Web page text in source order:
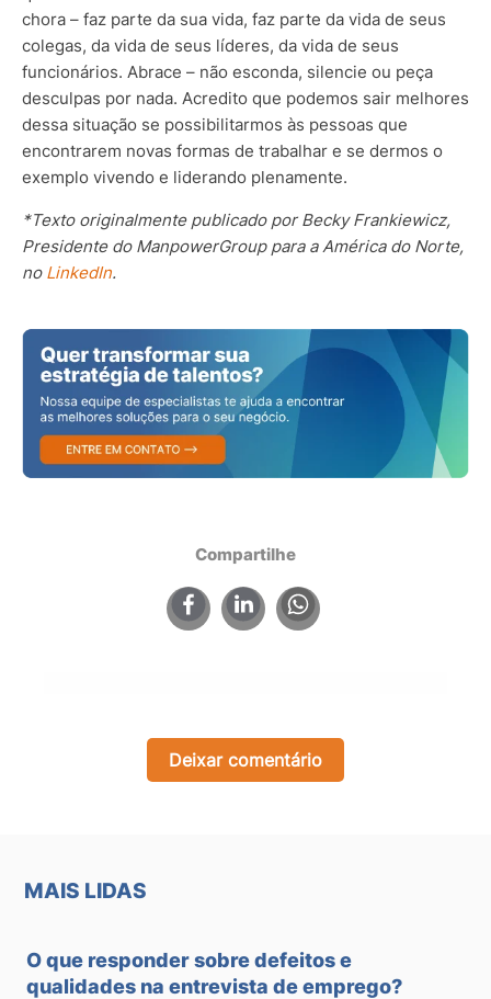
chora – faz parte da sua vida, faz parte da vida de seus
colegas, da vida de seus líderes, da vida de seus
funcionários. Abrace – não esconda, silencie ou peça
desculpas por nada. Acredito que podemos sair melhores
dessa situação se possibilitarmos às pessoas que
encontrarem novas formas de trabalhar e se dermos o
exemplo vivendo e liderando plenamente.
*Texto originalmente publicado por Becky Frankiewicz,
Presidente do ManpowerGroup para a América do Norte,
no LinkedIn.
Compartilhe
Deixar comentário
MAIS LIDAS
O que responder sobre defeitos e
qualidades na entrevista de emprego?